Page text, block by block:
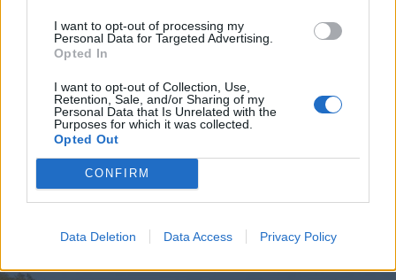
I want to opt-out of processing my
Personal Data for Targeted Advertising.
Opted In
I want to opt-out of Collection, Use,
Retention, Sale, and/or Sharing of my
Personal Data that Is Unrelated with the
Purposes for which it was collected.
Opted Out
CONFIRM
Data Deletion Data Access Privacy Policy
2026. augusztus 04., kedd
Gaál András életművét mutatja be
a Csíki Székely Múzeum